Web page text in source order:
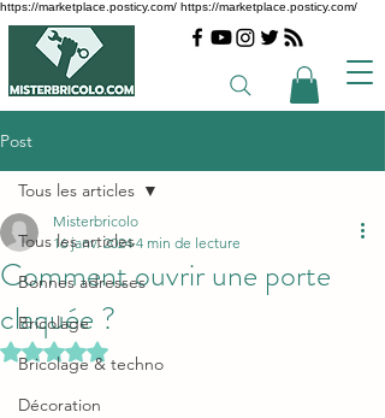
https://marketplace.posticy.com/ https://marketplace.posticy.com/
Post
Tous les articles
Bonnes adresses
Bricolage
Bricolage & techno
Décoration
Tous les articles
Comment ouvrir une porte
claquée ?
Misterbricolo
16 janv. 2024 4 min de lecture
Noté NaN étoiles sur 5.